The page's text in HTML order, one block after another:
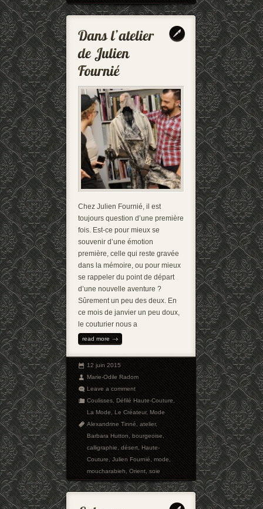
Chez Julien Fournié, il est
toujours question d’une première
fois. Est-ce pour mieux se
souvenir d’une émotion
première, celle qui reste gravée
dans la mémoire, ou pour mieux
se rappeler du point de départ
d’une nouvelle aventure ?
Sûrement un peu des deux. En
ce mois de janvier un peu doux,
le couturier nous a
read more
12 juin 2015
Marie-Odile Radom
Leave a comment
Coulisses,Défilé Haute-Couture,
La Mode,Le Créateur,Mode
Alexandrine Tinné,atelier,
Barbara Hutton,bourgeoise,
calligraphie,désert,Haute-
Couture,Julien Fournié,mode,
moucharabieh,Orient,soie